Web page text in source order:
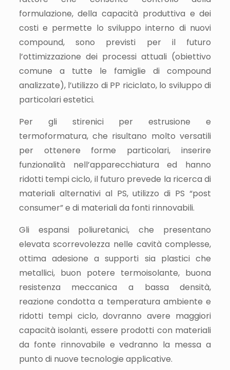
formulazione, della capacità produttiva e dei
costi e permette lo sviluppo interno di nuovi
compound, sono previsti per il futuro
l’ottimizzazione dei processi attuali (obiettivo
comune a tutte le famiglie di compound
analizzate), l’utilizzo di PP riciclato, lo sviluppo di
particolari estetici.
Per gli stirenici per estrusione e
termoformatura, che risultano molto versatili
per ottenere forme particolari, inserire
funzionalità nell’apparecchiatura ed hanno
ridotti tempi ciclo, il futuro prevede la ricerca di
materiali alternativi al PS, utilizzo di PS “post
consumer” e di materiali da fonti rinnovabili.
Gli espansi poliuretanici, che presentano
elevata scorrevolezza nelle cavità complesse,
ottima adesione a supporti sia plastici che
metallici, buon potere termoisolante, buona
resistenza meccanica a bassa densità,
reazione condotta a temperatura ambiente e
ridotti tempi ciclo, dovranno avere maggiori
capacità isolanti, essere prodotti con materiali
da fonte rinnovabile e vedranno la messa a
punto di nuove tecnologie applicative.